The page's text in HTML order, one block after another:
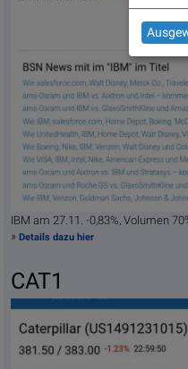
IBM am 27.11. -0,83%, Volumen
» Details dazu hier
CAT1